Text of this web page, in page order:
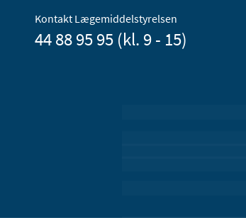
Kontakt Lægemiddelstyrelsen
44 88 95 95 (kl. 9 - 15)